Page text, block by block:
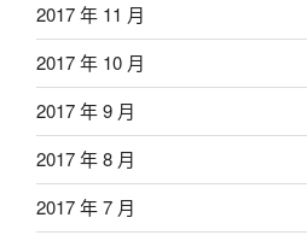
2017 年 11 月
2017 年 10 月
2017 年 9 月
2017 年 8 月
2017 年 7 月